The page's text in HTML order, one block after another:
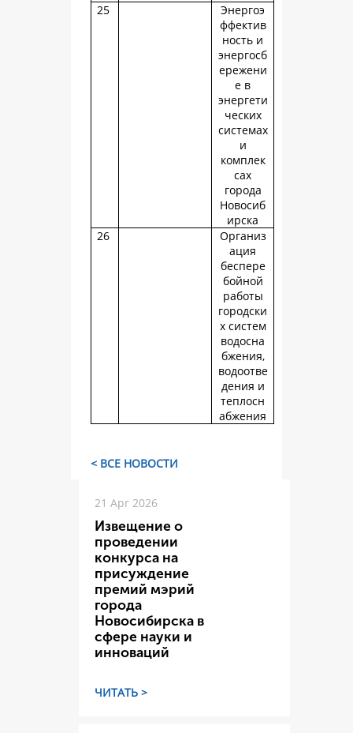
25
Энергоэ
ффектив
ность и
энергосб
ережени
е в
энергети
ческих
системах
и
комплек
сах
города
Новосиб
ирска
26
Организ
ация
беспере
бойной
работы
городски
х систем
водосна
бжения,
водоотве
дения и
теплосн
абжения
< ВСЕ НОВОСТИ
21 Apr 2026
Извещение о
проведении
конкурса на
присуждение
премий мэрий
города
Новосибирска в
сфере науки и
инноваций
ЧИТАТЬ >